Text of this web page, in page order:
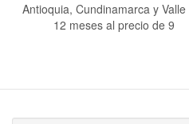
Antioquia, Cundinamarca y
12 meses al precio de 9